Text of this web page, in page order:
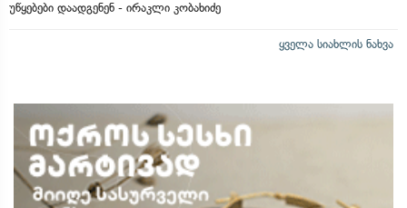
უწყებები დაადგენენ - ირაკლი კობახიძე
ყველა სიახლის ნახვა